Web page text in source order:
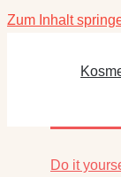
Zum Inhalt
Do it